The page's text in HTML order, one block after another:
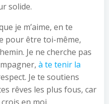
solide.
je m’aime, en te
pour être toi-même,
Je ne cherche pas
à te tenir la
Je te soutiens
rêves les plus fous, car